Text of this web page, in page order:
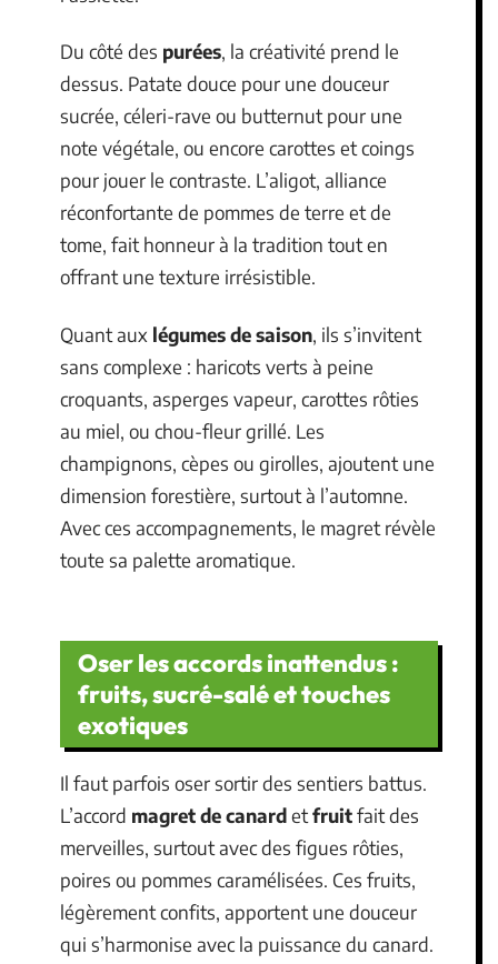
Du côté des purées, la créativité prend le
dessus. Patate douce pour une douceur
sucrée, céleri-rave ou butternut pour une
note végétale, ou encore carottes et coings
pour jouer le contraste. L’aligot, alliance
réconfortante de pommes de terre et de
tome, fait honneur à la tradition tout en
offrant une texture irrésistible.
Quant aux légumes de saison, ils s’invitent
sans complexe : haricots verts à peine
croquants, asperges vapeur, carottes rôties
au miel, ou chou-fleur grillé. Les
champignons, cèpes ou girolles, ajoutent une
dimension forestière, surtout à l’automne.
Avec ces accompagnements, le magret révèle
toute sa palette aromatique.
Oser les accords inattendus :
fruits, sucré-salé et touches
exotiques
Il faut parfois oser sortir des sentiers battus.
L’accord magret de canardetfruitfait des
merveilles, surtout avec des figues rôties,
poires ou pommes caramélisées. Ces fruits,
légèrement confits, apportent une douceur
qui s’harmonise avec la puissance du canard.